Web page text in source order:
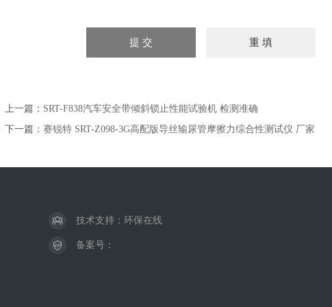
上一篇： SRT-F838汽车安全带倾斜锁止性能试验机 检测准确
下一篇： 赛锐特 SRT-Z098-3G高配版导丝输尿管摩擦力综合性测试仪 厂家
技术支持： 环保在线
备案号：